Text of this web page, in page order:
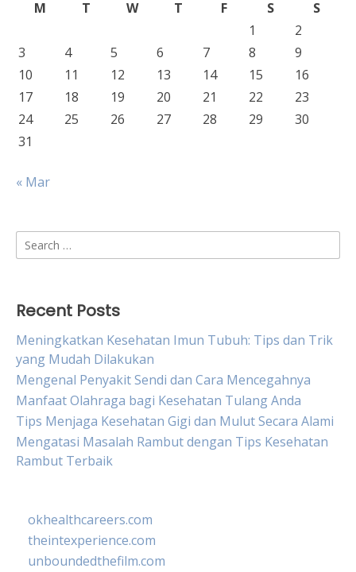
M T W T F S
S
1
2
3
4 5 6 7 8
9
10
11 12 13 14 15
16
17
18 19 20 21 22
23
24
25 26 27 28 29
30
31
« Mar
Search
for:
Recent Posts
Meningkatkan Kesehatan Imun Tubuh: Tips dan Trik
yang Mudah Dilakukan
Mengenal Penyakit Sendi dan Cara Mencegahnya
Manfaat Olahraga bagi Kesehatan Tulang Anda
Tips Menjaga Kesehatan Gigi dan Mulut Secara Alami
Mengatasi Masalah Rambut dengan Tips Kesehatan
Rambut Terbaik
okhealthcareers.com
theintexperience.com
unboundedthefilm.com